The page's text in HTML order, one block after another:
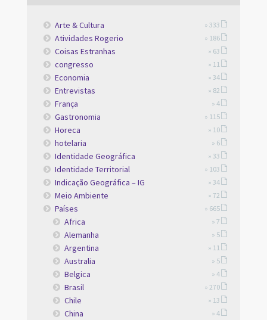
Arte & Cultura » 333
Atividades Rogerio » 186
Coisas Estranhas » 63
congresso » 11
Economia » 34
Entrevistas » 82
França » 4
Gastronomia » 115
Horeca » 10
hotelaria » 6
Identidade Geográfica » 33
Identidade Territorial » 103
Indicação Geográfica – IG » 34
Meio Ambiente » 72
Países » 665
Africa » 7
Alemanha » 5
Argentina » 11
Australia » 5
Belgica » 4
Brasil » 270
Chile » 13
China » 4